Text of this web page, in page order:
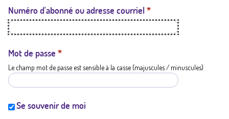
t
a
t
i
Numéro d'abonné ou adresse courriel *
Mot de passe *
Le champ mot de passe est sensible à la casse (majuscules / minuscules)
Se souvenir de moi